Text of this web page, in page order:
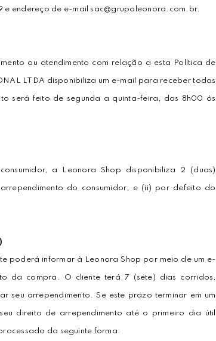
endereço de e-mail sac@grupoleonora.com.br.
ou atendimento com relação a esta Política de
LTDA disponibiliza um e-mail para receber todas
será feito de segunda a quinta-feira, das 8h00 às
a Leonora Shop disponibiliza 2 (duas)
do consumidor; e (ii) por defeito do
poderá informar à Leonora Shop por meio de um e-
da compra. O cliente terá 7 (sete) dias corridos,
arrependimento. Se este prazo terminar em um
direito de arrependimento até o primeiro dia útil
da seguinte forma: